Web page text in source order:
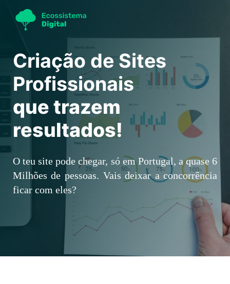
Criação de Sites
Profissionais
que trazem
resultados!
O teu site pode chegar, só em Portugal, a quase 6
Milhões de pessoas. Vais deixar a concorrência
ficar com eles?